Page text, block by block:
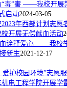
“毒”害 ——我校开展
启动2024-03-05
年西部计划志愿
开展无偿献血活动
诠释爱心 ——我校
新生2021-12-17
护校园环境”志愿
电工程学院开展学